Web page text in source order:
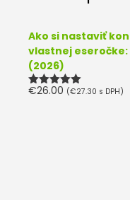
Ako si nastaviť
vlastnej
(2026)
Hodnotenie
€26.00 (€27.30 s DPH)